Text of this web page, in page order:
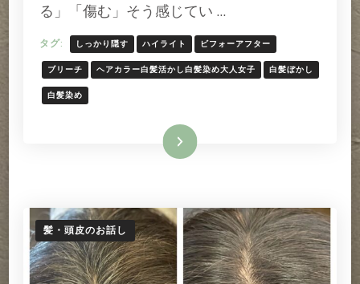
な
い
白
髪
の
る」「傷む」そう感じてい …
タグ: しっかり隠す ハイライト ビフォーアフター
ブリーチ ヘアカラー白髪活かし白髪染め大人女子 白髪ぼかし
白髪染め
続きを読む
髪・頭皮のお話し